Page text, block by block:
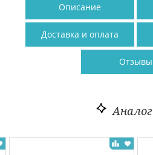
Описание
Доставка и оплата
Отзывы